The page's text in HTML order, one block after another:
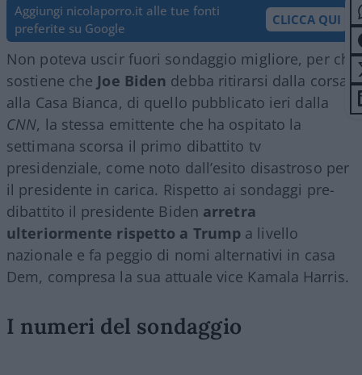
Aggiungi nicolaporro.it alle tue fonti
preferite su Google
CLICCA QUI
Non poteva uscir fuori sondaggio migliore, per chi
sostiene che Joe Biden debba ritirarsi dalla corsa
alla Casa Bianca, di quello pubblicato ieri dalla
CNN, la stessa emittente che ha ospitato la
settimana scorsa il primo dibattito tv
presidenziale, come noto dall’esito disastroso per
il presidente in carica. Rispetto ai sondaggi pre-
dibattito il presidente Biden arretra
ulteriormente rispetto a Trump a livello
nazionale e fa peggio di nomi alternativi in casa
Dem, compresa la sua attuale vice Kamala Harris.
I numeri del sondaggio